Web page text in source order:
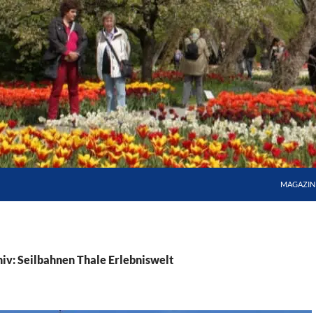
MAGAZIN
Seilbahnen Thale Erlebniswelt